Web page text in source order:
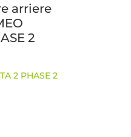
arriere
2
2 PHASE 2